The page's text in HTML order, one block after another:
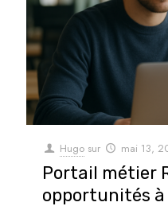
Hugo sur mai 13,
Portail métier
opportunités